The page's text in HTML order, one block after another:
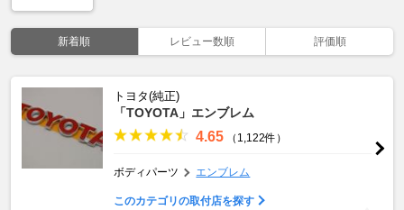
新着順 レビュー数順 評価順
トヨタ(純正)
「TOYOTA」エンブレム
4.65 （1,122件）
ボディパーツ エンブレム
このカテゴリの取付店を探す